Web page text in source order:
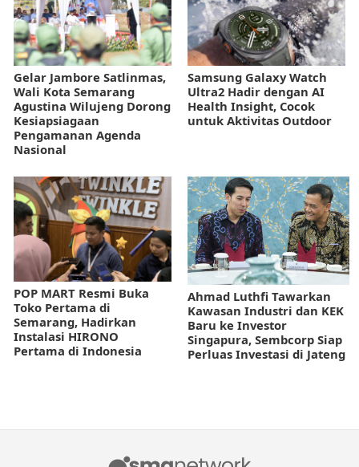
Gelar Jambore Satlinmas,
Wali Kota Semarang
Agustina Wilujeng Dorong
Kesiapsiagaan
Pengamanan Agenda
Nasional
Samsung Galaxy Watch
Ultra2 Hadir dengan AI
Health Insight, Cocok
untuk Aktivitas Outdoor
POP MART Resmi Buka
Toko Pertama di
Semarang, Hadirkan
Instalasi HIRONO
Pertama di Indonesia
Ahmad Luthfi Tawarkan
Kawasan Industri dan KEK
Baru ke Investor
Singapura, Sembcorp Siap
Perluas Investasi di Jateng